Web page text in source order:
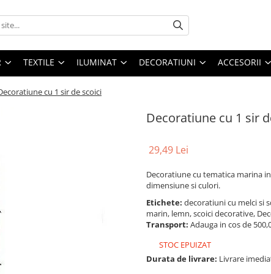
TEXTILE ILUMINAT DECORATIUNI ACCESORII
cu 1 sir de scoici
Decoratiune cu 1 sir
29,49 Lei
Decoratiune cu tematica marina
dimensiune si culori.
Etichete: decoratiuni cu melci si
marin, lemn, scoici decorative,
Transport: Adauga in cos de
STOC EPUIZAT
Durata de livrare: Livrare